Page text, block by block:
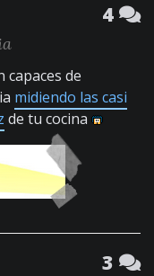
4
capaces de
midiendo las casi
de tu cocina
3